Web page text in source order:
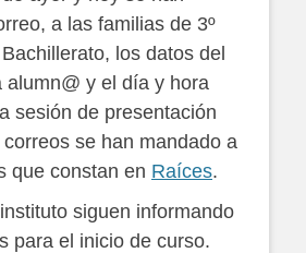
a las familias de 3º
los datos del
alumn@ y el día y hora
sesión de presentación
se han mandado a
que constan en Raíces.
siguen informando
para el inicio de curso.